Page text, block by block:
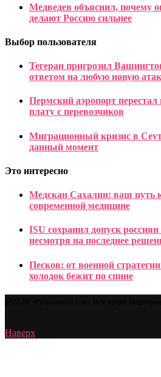
Медведев объяснил, почему
делают Россию сильнее
Выбор пользователя
Тегеран пригрозил
ответом на любую новую
Пермский аэропорт
плату с перевозчиков
Миграционный кризис в
данный момент
Это интересно
Медскан Сахалин: ваш путь
современной медицине
ISU сохранил допуск
несмотря на последнее
Песков: от военной
холодок бежит по спине
Наверх